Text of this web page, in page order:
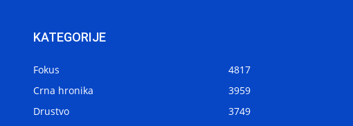
KATEGORIJE
Fokus
4817
Crna hronika
3959
Drustvo
3749